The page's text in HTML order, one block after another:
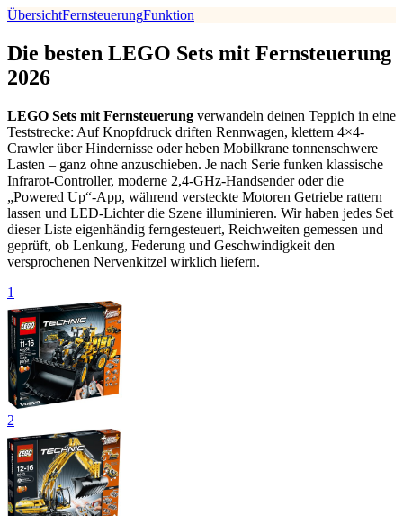
ÜbersichtFernsteuerungFunktion
Die besten LEGO Sets mit Fernsteuerung
2026
LEGO Sets mit Fernsteuerung verwandeln deinen Teppich in eine
Teststrecke: Auf Knopfdruck driften Rennwagen, klettern 4×4-
Crawler über Hindernisse oder heben Mobilkrane tonnenschwere
Lasten – ganz ohne anzuschieben. Je nach Serie funken klassische
Infrarot-Controller, moderne 2,4-GHz-Handsender oder die
„Powered Up“-App, während versteckte Motoren Getriebe rattern
lassen und LED-Lichter die Szene illuminieren. Wir haben jedes Set
dieser Liste eigenhändig ferngesteuert, Reichweiten gemessen und
geprüft, ob Lenkung, Federung und Geschwindigkeit den
versprochenen Nervenkitzel wirklich liefern.
1
2